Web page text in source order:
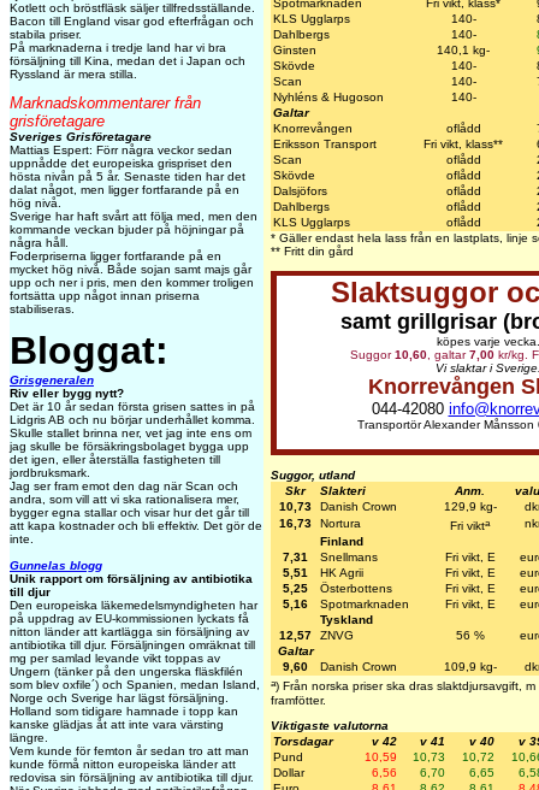
Kotlett och bröstfläsk säljer tillfredsställande.
Bacon till England visar god efterfrågan och
stabila priser.
På marknaderna i tredje land har vi bra
försäljning till Kina, medan det i Japan och
Ryssland är mera stilla.
Marknadskommentarer från
grisföretagare
Sveriges Grisföretagare
Mattias Espert: Förr några veckor sedan
uppnådde det europeiska grispriset den
hösta nivån på 5 år. Senaste tiden har det
dalat något, men ligger fortfarande på en
hög nivå.
Sverige har haft svårt att följa med, men den
kommande veckan bjuder på höjningar på
några håll.
Foderpriserna ligger fortfarande på en
mycket hög nivå. Både sojan samt majs går
upp och ner i pris, men den kommer troligen
fortsätta upp något innan priserna
stabiliseras.
Bloggat:
Grisgeneralen
Riv eller bygg nytt?
Det är 10 år sedan första grisen sattes in på
Lidgris AB och nu börjar underhållet komma.
Skulle stallet brinna ner, vet jag inte ens om
jag skulle be försäkringsbolaget bygga upp
det igen, eller återställa fastigheten till
jordbruksmark.
Jag ser fram emot den dag när Scan och
andra, som vill att vi ska rationalisera mer,
bygger egna stallar och visar hur det går till
att kapa kostnader och bli effektiv. Det gör de
inte.
Gunnelas blogg
Unik rapport om försäljning av antibiotika
till djur
Den europeiska läkemedelsmyndigheten har
på uppdrag av EU-kommissionen lyckats få
nitton länder att kartlägga sin försäljning av
antibiotika till djur. Försäljningen omräknat till
mg per samlad levande vikt toppas av
Ungern (tänker på den ungerska fläskfilén
som blev oxfile´) och Spanien, medan Island,
Norge och Sverige har lägst försäljning.
Holland som tidigare hamnade i topp kan
kanske glädjas åt att inte vara värsting
längre.
Vem kunde för femton år sedan tro att man
kunde förmå nitton europeiska länder att
redovisa sin försäljning av antibiotika till djur.
Spotmarknaden Fri vikt, klass*
KLS Ugglarps
140-
Dahlbergs
140-
Ginsten
140,1 kg-
Skövde
140-
Scan
140-
Nyhléns & Hugoson
140-
Galtar
Knorrevången
oflådd
Eriksson Transport
Fri vikt, klass**
Scan
oflådd
Skövde
oflådd
Dalsjöfors
oflådd
Dahlbergs
oflådd
KLS Ugglarps
oflådd
* Gäller endast hela lass från en lastplats, linje
** Fritt din gård
Slaktsuggor
samt grillgrisar
köpes varje vecka.
Suggor10,60, galtar7,00 kr/kg.
Vi slaktar i
Knorrevången
044-42080
Transportör Alexander Månsson
Suggor, utland
Skr
Slakteri Anm.
10,73
Danish Crown 129,9 kg-
16,73
Nortura Fri vikta
Finland
7,31
Snellmans Fri vikt, E
5,51
HK Agrii Fri vikt, E
5,25
Österbottens Fri vikt, E
5,16
Spotmarknaden Fri vikt, E
Tyskland
12,57
ZNVG 56 %
Galtar
9,60
Danish Crown 109,9 kg-
a) Från norska priser ska dras slaktdjursavgift,
framfötter.
Viktigaste valutorna
Torsdagar
v 42 v 41 v 40
v
Pund
10,59 10,73 10,72
Dollar
6,56 6,70 6,65